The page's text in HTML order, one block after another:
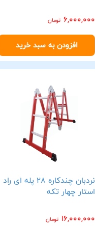
6,000,000 تومان
افزودن به سبد خرید
نردبان چندکاره 28 پله ای راد
استار چهار تکه
16,000,000 تومان